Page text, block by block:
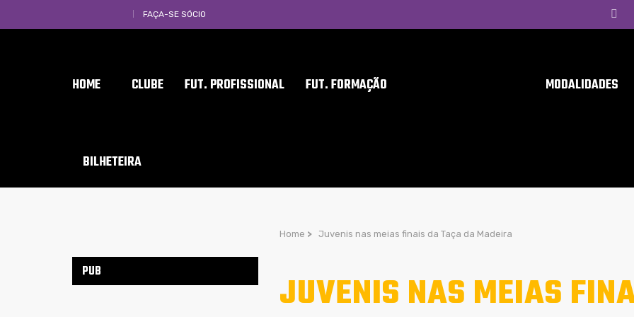
FAÇA-SE SÓCIO
HOME CLUBE FUT. PROFISSIONAL FUT. FORMAÇÃO MODALIDADES
BILHETEIRA
Home > Juvenis nas meias finais da Taça da Madeira
JUVENIS NAS MEIAS
PUB